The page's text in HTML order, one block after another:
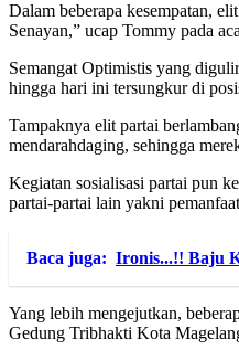
Dalam beberapa kesempatan,
Senayan,” ucap Tommy pada
Semangat Optimistis yang
hingga hari ini tersungkur di
Tampaknya elit partai
mendarahdaging, sehingga
Kegiatan sosialisasi partai pun
partai-partai lain yakni
Baca juga: Ironis...!! Baju
Yang lebih mengejutkan,
Gedung Tribhakti Kota